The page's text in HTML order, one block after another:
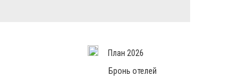
Запомнить меня
План 2026
Бронь отелей